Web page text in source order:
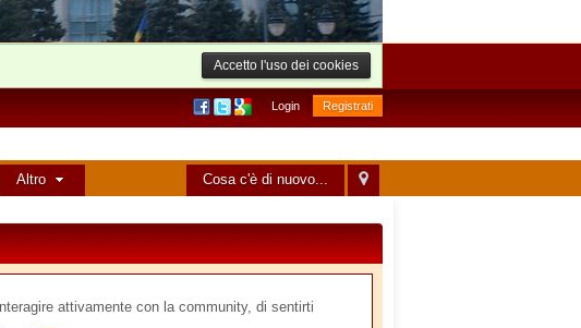
Accetto l'uso dei cookies
Login Registrati
Cosa c'è di nuovo...
Altro
attivamente con la community, di sentirti